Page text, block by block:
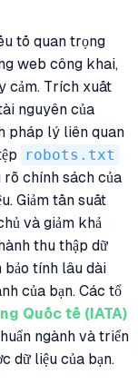
tố quan trọng
web công khai,
cảm. Trích xuất
nguyên của
pháp lý liên quan
robots.txt
rõ chính sách của
Giảm tần suất
và giảm khả
thu thập dữ
bảo tính lâu dài
của bạn. Các tổ
Quốc tế (IATA)
ngành và triển
dữ liệu của bạn.